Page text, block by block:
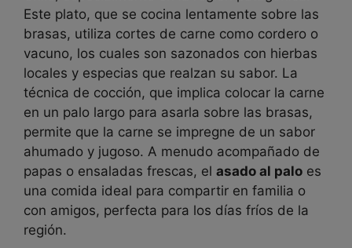
Este plato, que se cocina lentamente sobre las
brasas, utiliza cortes de carne como cordero o
vacuno, los cuales son sazonados con hierbas
locales y especias que realzan su sabor. La
técnica de cocción, que implica colocar la carne
en un palo largo para asarla sobre las brasas,
permite que la carne se impregne de un sabor
ahumado y jugoso. A menudo acompañado de
papas o ensaladas frescas, el asado al palo es
una comida ideal para compartir en familia o
con amigos, perfecta para los días fríos de la
región.